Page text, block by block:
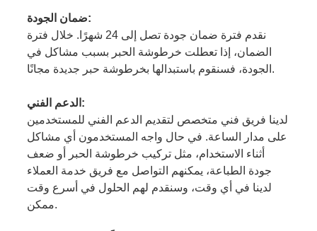
ضمان الجودة:
نقدم فترة ضمان جودة تصل إلى 24 شهرًا. خلال فترة
الضمان، إذا تعطلت خرطوشة الحبر بسبب مشاكل في
الجودة، فسنقوم باستبدالها بخرطوشة حبر جديدة مجانًا.
الدعم الفني:
لدينا فريق فني متخصص لتقديم الدعم الفني للمستخدمين
على مدار الساعة. في حال واجه المستخدمون أي مشاكل
أثناء الاستخدام، مثل تركيب خرطوشة الحبر أو ضعف
جودة الطباعة، يمكنهم التواصل مع فريق خدمة العملاء
لدينا في أي وقت، وسنقدم لهم الحلول في أسرع وقت
ممكن.